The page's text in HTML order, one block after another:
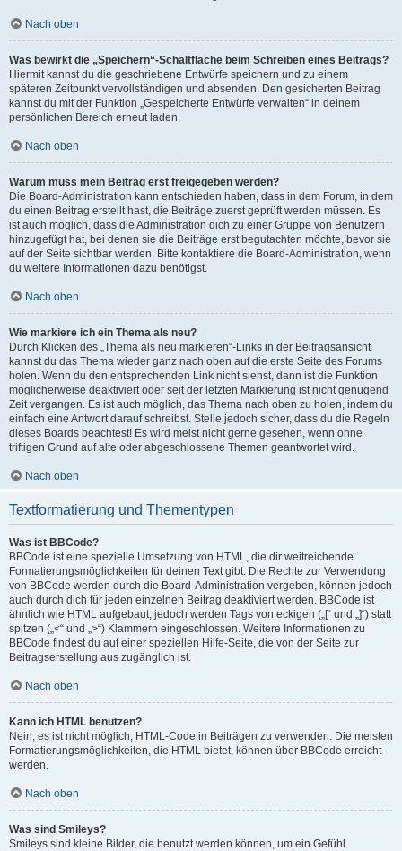
Nach oben
Was bewirkt die „Speichern“-Schaltfläche beim Schreiben eines Beitrags?
Hiermit kannst du die geschriebene Entwürfe speichern und zu einem
späteren Zeitpunkt vervollständigen und absenden. Den gesicherten Beitrag
kannst du mit der Funktion „Gespeicherte Entwürfe verwalten“ in deinem
persönlichen Bereich erneut laden.
Nach oben
Warum muss mein Beitrag erst freigegeben werden?
Die Board-Administration kann entschieden haben, dass in dem Forum, in dem
du einen Beitrag erstellt hast, die Beiträge zuerst geprüft werden müssen. Es
ist auch möglich, dass die Administration dich zu einer Gruppe von Benutzern
hinzugefügt hat, bei denen sie die Beiträge erst begutachten möchte, bevor sie
auf der Seite sichtbar werden. Bitte kontaktiere die Board-Administration, wenn
du weitere Informationen dazu benötigst.
Nach oben
Wie markiere ich ein Thema als neu?
Durch Klicken des „Thema als neu markieren“-Links in der Beitragsansicht
kannst du das Thema wieder ganz nach oben auf die erste Seite des Forums
holen. Wenn du den entsprechenden Link nicht siehst, dann ist die Funktion
möglicherweise deaktiviert oder seit der letzten Markierung ist nicht genügend
Zeit vergangen. Es ist auch möglich, das Thema nach oben zu holen, indem du
einfach eine Antwort darauf schreibst. Stelle jedoch sicher, dass du die Regeln
dieses Boards beachtest! Es wird meist nicht gerne gesehen, wenn ohne
triftigen Grund auf alte oder abgeschlossene Themen geantwortet wird.
Nach oben
Textformatierung und Thementypen
Was ist BBCode?
BBCode ist eine spezielle Umsetzung von HTML, die dir weitreichende
Formatierungsmöglichkeiten für deinen Text gibt. Die Rechte zur Verwendung
von BBCode werden durch die Board-Administration vergeben, können jedoch
auch durch dich für jeden einzelnen Beitrag deaktiviert werden. BBCode ist
ähnlich wie HTML aufgebaut, jedoch werden Tags von eckigen („[“ und „]“) statt
spitzen („<“ und „>“) Klammern eingeschlossen. Weitere Informationen zu
BBCode findest du auf einer speziellen Hilfe-Seite, die von der Seite zur
Beitragserstellung aus zugänglich ist.
Nach oben
Kann ich HTML benutzen?
Nein, es ist nicht möglich, HTML-Code in Beiträgen zu verwenden. Die meisten
Formatierungsmöglichkeiten, die HTML bietet, können über BBCode erreicht
werden.
Nach oben
Was sind Smileys?
Smileys sind kleine Bilder, die benutzt werden können, um ein Gefühl